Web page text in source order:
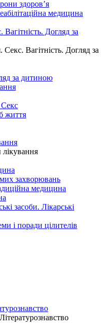
здоров’я
медицина
Догляд за
Секс. Вагітність. Догляд за
за дитиною
життя
захворювань
медицина
засоби. Лікарські
і поради цілителів